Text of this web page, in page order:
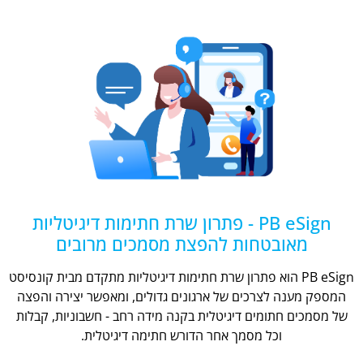
PB eSign - פתרון שרת חתימות דיגיטליות
מאובטחות להפצת מסמכים מרובים
PB eSign הוא פתרון שרת חתימות דיגיטליות מתקדם מבית קונסיסט
המספק מענה לצרכים של ארגונים גדולים, ומאפשר יצירה והפצה
של מסמכים חתומים דיגיטלית בקנה מידה רחב - חשבוניות, קבלות
וכל מסמך אחר הדורש חתימה דיגיטלית.